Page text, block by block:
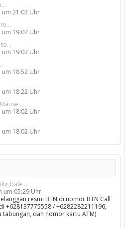
um 21:02 Uhr
um 19:02 Uhr
um 19:02 Uhr
um 18:52 Uhr
um 18:22 Uhr
um 18:02 Uhr
um 18:02 Uhr
bale...
um 05:29 Uhr
resmi BTN di nomor BTN Call
+628137775558 / +6282282211196,
tabungan, dan nomor kartu ATM)